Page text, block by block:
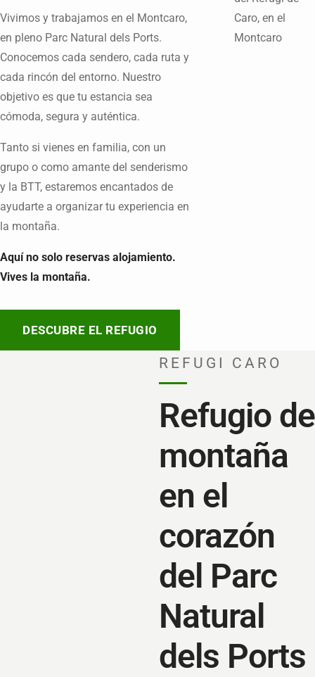
Vivimos y trabajamos en el Montcaro,
en pleno Parc Natural dels Ports.
Conocemos cada sendero, cada ruta y
cada rincón del entorno. Nuestro
objetivo es que tu estancia sea
cómoda, segura y auténtica.
Tanto si vienes en familia, con un
grupo o como amante del senderismo
y la BTT, estaremos encantados de
ayudarte a organizar tu experiencia en
la montaña.
Aquí no solo reservas alojamiento.
Vives la montaña.
DESCUBRE EL REFUGIO
REFUGI CARO
Refugio de
montaña
en el
corazón
del Parc
Natural
dels Ports